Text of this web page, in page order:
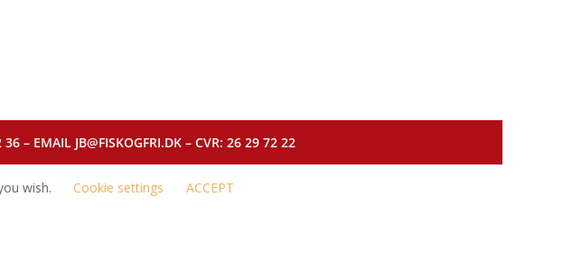
– EMAIL JB@FISKOGFRI.DK – CVR: 26 29 72 22
wish. Cookie settings
ACCEPT